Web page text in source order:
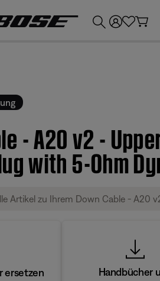
- A20 v2 -
with 5-Ohm
ersetzen
Handbücher